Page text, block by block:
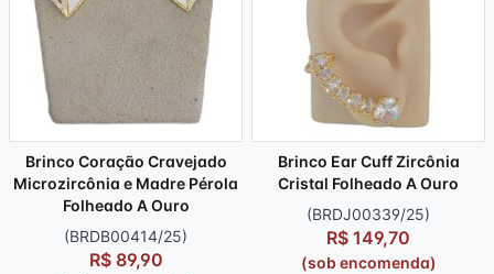
Brinco Coração Cravejado
Microzircônia e Madre Pérola
Folheado A Ouro
(BRDB00414/25)
R$ 89,90
Brinco Ear Cuff Zircônia
Cristal Folheado A Ouro
(BRDJ00339/25)
R$ 149,70
(sob encomenda)